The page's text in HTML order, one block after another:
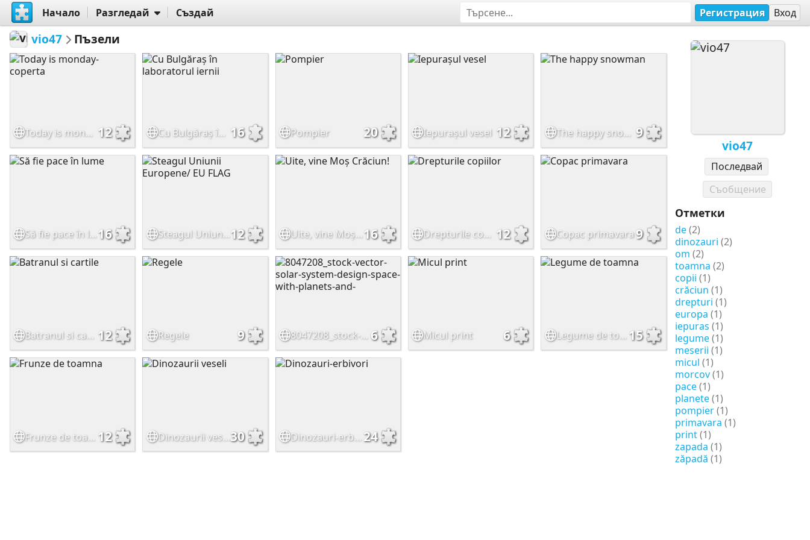
Начало Разгледай Създай Регистрация Вход
vio47
Последвай
Съобщение
Отметки
de(2)
dinozauri (2)
om (2)
toamna (2)
copii (1)
crăciun (1)
drepturi (1)
europa (1)
iepuras (1)
legume(1)
meserii (1)
micul (1)
morcov(1)
pace(1)
planete(1)
pompier(1)
primavara (1)
print(1)
zapada (1)
zăpadă (1)
vio47 Пъзели
Today is monday- coperta 12 Cu Bulgăraș în laboratorul iernii 16 Pompier 20 Iepurașul vesel 12 The happy snowman 9
Să fie pace în lume 16 Steagul Uniunii Europene/ EU FLAG 12 Uite, vine Moș Crăciun! 16 Drepturile copiilor 12 Copac primavara9
Batranul si cartile 12 Regele 9 8047208_stock-vector-solar-system-design-space-with-planets-and- 6 Micul print 6 Legume de toamna 15
Frunze de toamna 12 Dinozaurii veseli30 Dinozauri-erbivori 24